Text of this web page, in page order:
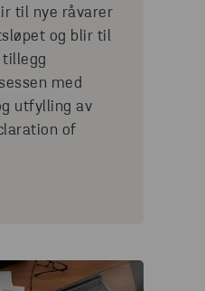
til nye råvarer
og blir til
tillegg
med
utfylling av
of